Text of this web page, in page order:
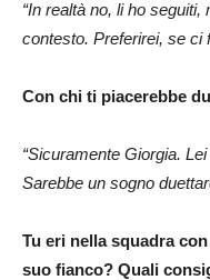
“In realtà no, li ho
contesto. Preferirei, se ci
Con chi ti piacerebbe
“Sicuramente Giorgia.
Sarebbe un sogno
Tu eri nella squadra
suo fianco? Quali